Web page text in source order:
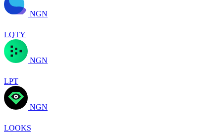
NGN
LQTY
NGN
LPT
NGN
LOOKS